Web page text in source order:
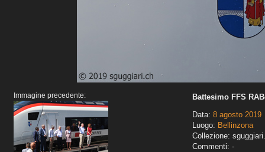
Immagine precedente:
Battesimo FFS
Data: 8 agosto 2019
Luogo: Bellinzona
Collezione:
Commenti: -